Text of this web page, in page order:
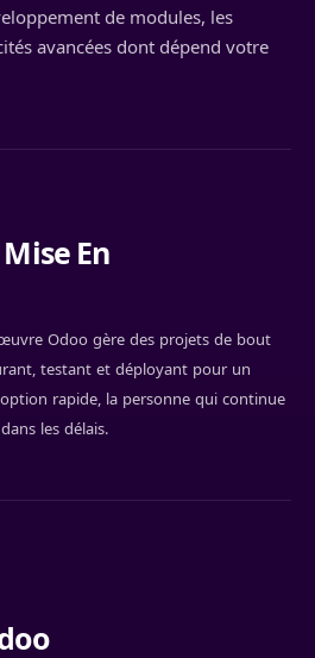
de modules, les
avancées dont dépend votre
En
Odoo gère des projets de bout
testant et déployant pour un
rapide, la personne qui continue
les délais.